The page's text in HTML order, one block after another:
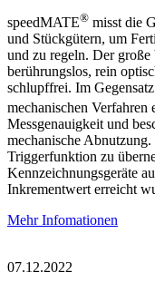
speedMATE® misst die
und Stückgütern, um
und zu regeln. Der
berührungslos, rein
schlupffrei. Im
mechanischen Verfahren
Messgenauigkeit und
mechanische
Triggerfunktion zu
Kennzeichnungsgeräte
Inkrementwert erreicht
Mehr Infomationen
07.12.2022